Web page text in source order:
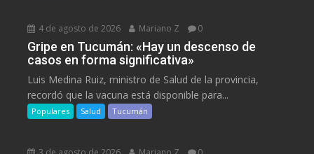
4 de agosto de 2026 Mariano Z 0
Gripe en Tucumán: «Hay un descenso de
casos en forma significativa»
Luis Medina Ruiz, ministro de Salud de la provincia,
recordó que la vacuna está disponible para...
Populares Salud Tucumán